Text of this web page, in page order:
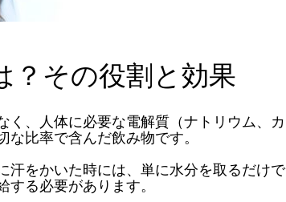
？その役割と効果
く、人体に必要な電解質（ナトリウム、カ
比率で含んだ飲み物です。
汗をかいた時には、単に水分を取るだけで
る必要があります。